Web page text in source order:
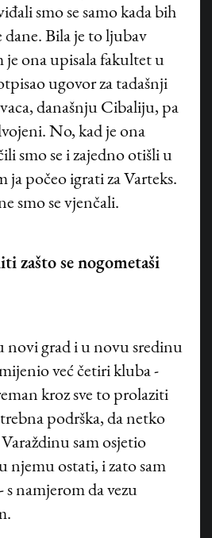
smo se samo kada bih
dane. Bila je to ljubav
je ona upisala fakultet u
ugovor za tadašnji
današnju Cibaliju, pa
No, kad je ona
smo se i zajedno otišli u
ja počeo igrati za Varteks.
smo se vjenčali.
zašto se nogometaši
novi grad i u novu sredinu
već četiri kluba -
kroz sve to prolaziti
podrška, da netko
sam osjetio
njemu ostati, i zato sam
namjerom da vezu
2026. Sva prava pridržana